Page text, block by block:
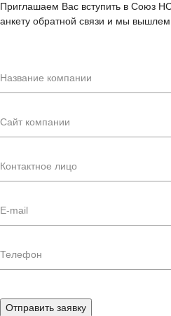
Приглашаем Вас вступить в Союз
анкету обратной связи и мы
Отправить заявку